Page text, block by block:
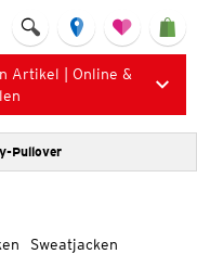
Artikel | Online &
Pullover
Sweatjacken